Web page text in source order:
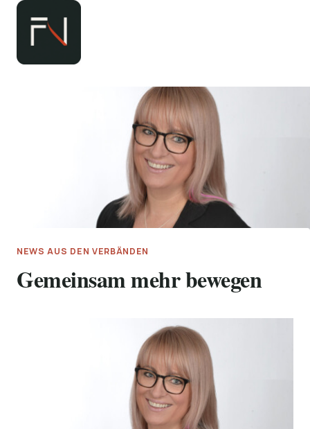
Zum
springen
NEWS AUS DEN VERBÄNDEN
Gemeinsam mehr bewegen